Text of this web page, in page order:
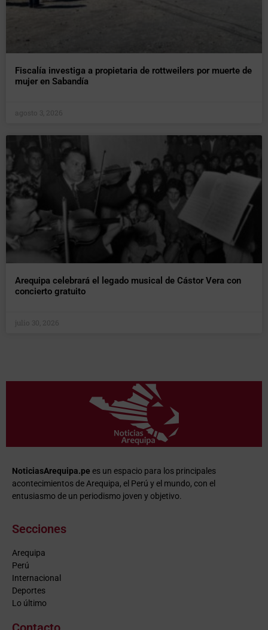
Fiscalía investiga a propietaria de rottweilers por muerte de
mujer en Sabandía
agosto 3, 2026
Arequipa celebrará el legado musical de Cástor Vera con
concierto gratuito
julio 30, 2026
NoticiasArequipa.pe es un espacio para los principales
acontecimientos de Arequipa, el Perú y el mundo, con el
entusiasmo de un periodismo joven y objetivo.
Secciones
Arequipa
Perú
Internacional
Deportes
Lo último